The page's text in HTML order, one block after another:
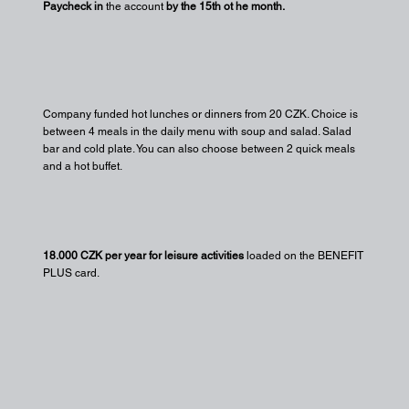
Paycheck in the account by the 15th ot he month.
Company funded hot lunches or dinners from 20 CZK. Choice is
between 4 meals in the daily menu with soup and salad. Salad
bar and cold plate. You can also choose between 2 quick meals
and a hot buffet.
18.000 CZK per year for leisure activitiesloaded on the BENEFIT
PLUS card.